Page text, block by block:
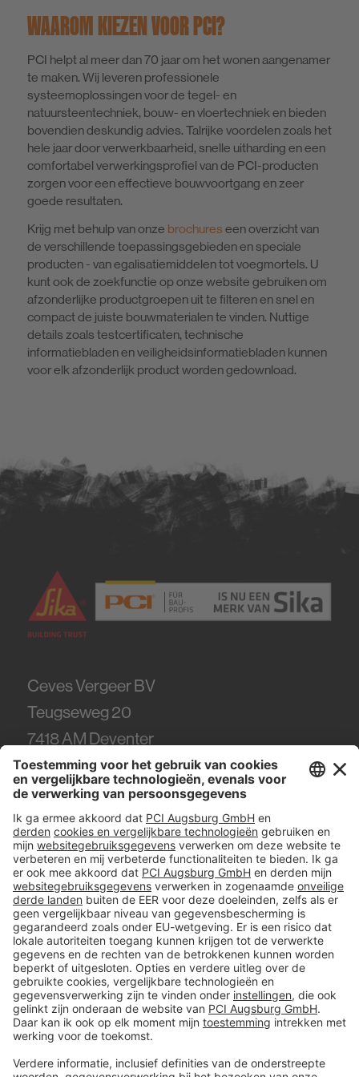
WAAROM KIEZEN VOOR PCI?
PCI helpt al meer dan 70 jaar om het wonen aangenamer
te maken. Wij leveren professionele
systeemoplossingen voor de tegel- en
natuursteentechniek, bouw- en vloertechniek en bieden
bovendien deskundig advies. Talrijke voordelen zoals het
hele jaar door verwerkbaarheid, snelle uitharding en een
comfortabel verwerkingsprofiel van de PCI-producten
zorgen voor een effectieve bouwvoortgang en zeer
goede resultaten.
Krijg met behulp van onze brochures een overzicht van
de verschillende toepassingsgebieden en speciale
producten - van egalisatiemiddelen tot voegmortels. U
kunt ook de zoekfunctie op onze website gebruiken om
afzonderlijke productgroepen uit te filteren en snel en
compact de juiste bouwmaterialen te vinden. Nuttige
details zoals testcertificaten, technische
informatiebladen en veiligheidsinformatiebladen kunnen
voor elk afzonderlijk product worden gedownload.
Ceves Vergeer BV
Teugseweg 20
7418AM Deventer
Tel. 0570 - 50 38 30
#PCI
Colofon